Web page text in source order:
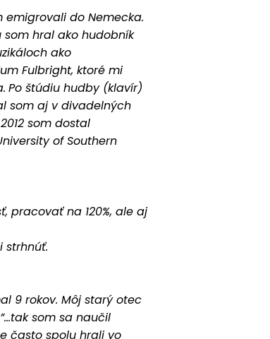
do Nemecka.
som hral ako hudobník
ako
Fulbright, ktoré mi
Po štúdiu hudby (klavír)
som aj v divadelných
som dostal
of Southern
pracovať na 120%, ale aj
strhnúť.
9 rokov. Môj starý otec
som sa naučil
často spolu hrali vo